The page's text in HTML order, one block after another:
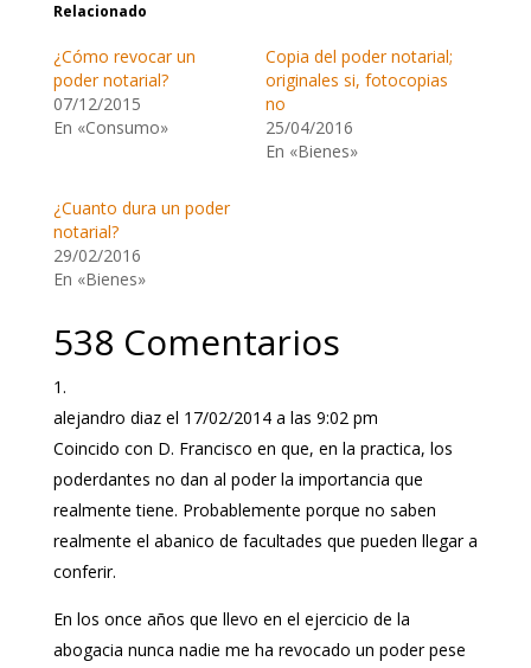
Relacionado
¿Cómo revocar un
poder notarial?
07/12/2015
En «Consumo»
Copia del poder notarial;
originales si, fotocopias
no
25/04/2016
En «Bienes»
¿Cuanto dura un poder
notarial?
29/02/2016
En «Bienes»
538 Comentarios
alejandro diaz el 17/02/2014 a las 9:02 pm
Coincido con D. Francisco en que, en la practica, los
poderdantes no dan al poder la importancia que
realmente tiene. Probablemente porque no saben
realmente el abanico de facultades que pueden llegar a
conferir.
En los once años que llevo en el ejercicio de la
abogacia nunca nadie me ha revocado un poder pese